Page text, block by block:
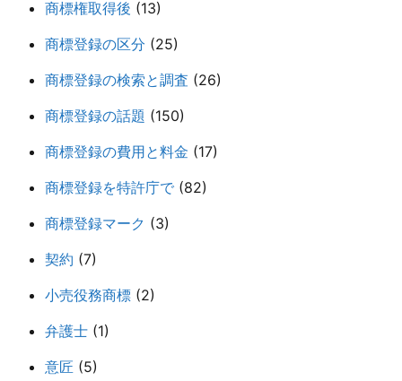
商標権取得後 (13)
商標登録の区分 (25)
商標登録の検索と調査 (26)
商標登録の話題 (150)
商標登録の費用と料金 (17)
商標登録を特許庁で (82)
商標登録マーク (3)
契約 (7)
小売役務商標 (2)
弁護士 (1)
意匠 (5)